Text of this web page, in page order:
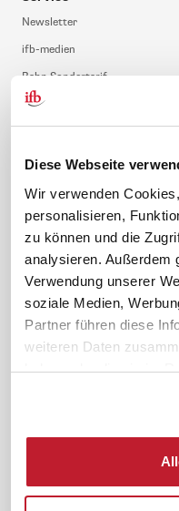
Diese Webseite
Wir verwenden
personalisieren,
zu können und die
analysieren. Außerdem
Verwendung unserer
soziale Medien,
Partner führen diese
weiteren Daten
haben oder die sie im
Newsletter
ifb-medien
Bahn Sondertarif
meinifb
FAQ
ifb-App Betriebsrat360
News. Wissen. Themen.
Lexikon
Rechtsprechung
Gesetze